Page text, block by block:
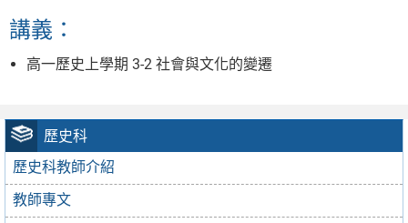
歷史科
歷史科教師介紹
教師專文
講義：
高一歷史上學期 3-2 社會與文化的變遷